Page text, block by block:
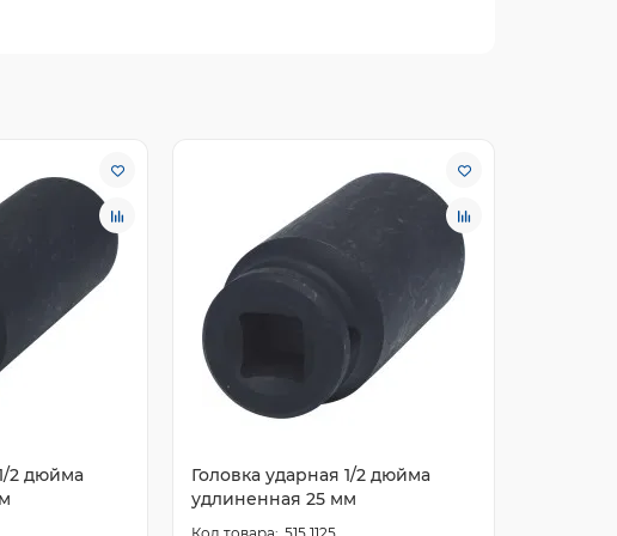
2 дюйма
Головка ударная 1/2 дюйма
удлиненная 25 мм